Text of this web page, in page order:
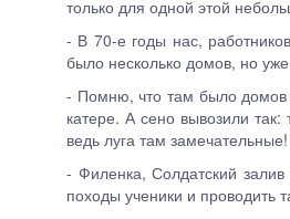
только для одной этой
- В 70-е годы нас,
было несколько домов, но
- Помню, что там было домов
катере. А сено вывозили
ведь луга там замечательные!
- Филенка, Солдатский
походы ученики и проводить